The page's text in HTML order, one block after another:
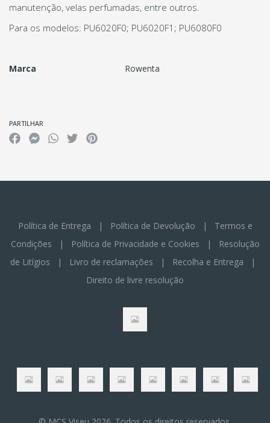
manutenção, velas perfumadas, entre outros.
Para os modelos: PU6020F0; PU6020F1; PU6080F0
Marca
Rowenta
PARTILHAR
Política de Entrega | Política de Devolução | Termos e
Condições | Política de Privacidade e Cookies |
Resolução
de Litígios | Livro de reclamações | Recolha e Entrega |
Direito de livre resolução